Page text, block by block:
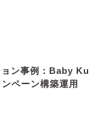
ン事例：Baby Ku
ペーン構築運用